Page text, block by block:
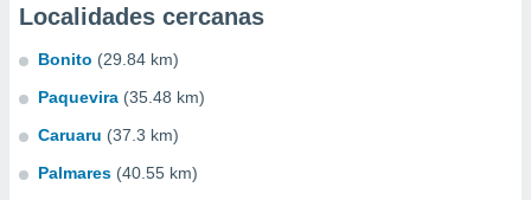
Localidades cercanas
Bonito (29.84 km)
Paquevira (35.48 km)
Caruaru (37.3 km)
Palmares (40.55 km)